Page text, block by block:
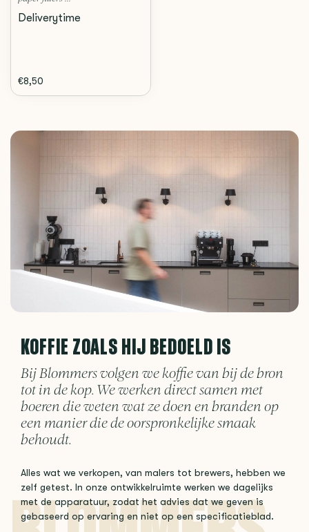
Deliverytime
€8,50
KOFFIE ZOALS HIJ BEDOELD IS
Bij Blommers volgen we koffie van bij de bron
tot in de kop. We werken direct samen met
boeren die weten wat ze doen en branden op
een manier die de oorspronkelijke smaak
behoudt.
Alles wat we verkopen, van malers tot brewers, hebben we
zelf getest. In onze ontwikkelruimte werken we dagelijks
met de apparatuur, zodat het advies dat we geven is
gebaseerd op ervaring en niet op een specificatieblad.